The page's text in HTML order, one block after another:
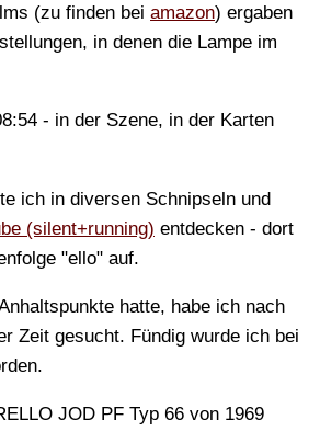
(zu finden bei amazon) ergaben
in denen die Lampe im
- in der Szene, in der Karten
ich in diversen Schnipseln und
(silent+running) entdecken - dort
"ello" auf.
hatte, habe ich nach
Zeit gesucht. Fündig wurde ich bei
JOD PF Typ 66 von 1969